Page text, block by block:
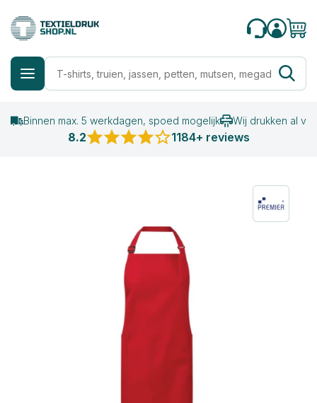
Binnen max. 5 werkdagen, spoed mogelijk Wij drukken al
8.2 1184+ reviews